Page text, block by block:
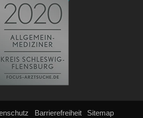
Barrierefreiheit Sitemap